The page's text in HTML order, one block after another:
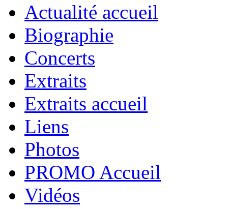
Actualité accueil
Biographie
Concerts
Extraits
Extraits accueil
Liens
Photos
PROMO Accueil
Vidéos